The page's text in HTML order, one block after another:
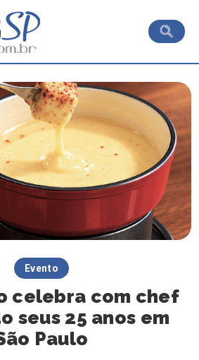
Evento
celebra com chef
seus 25 anos em
Paulo